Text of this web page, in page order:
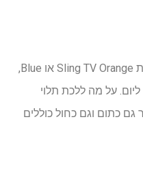
אתה יכול לקבל AMC כחלק מחבילות Sling TV Orange או Blue,
החל מ-$45.99 לחודש או רק 4.99$ ליום. על מה ללכת תלוי
כתום וגם כחול כוללים